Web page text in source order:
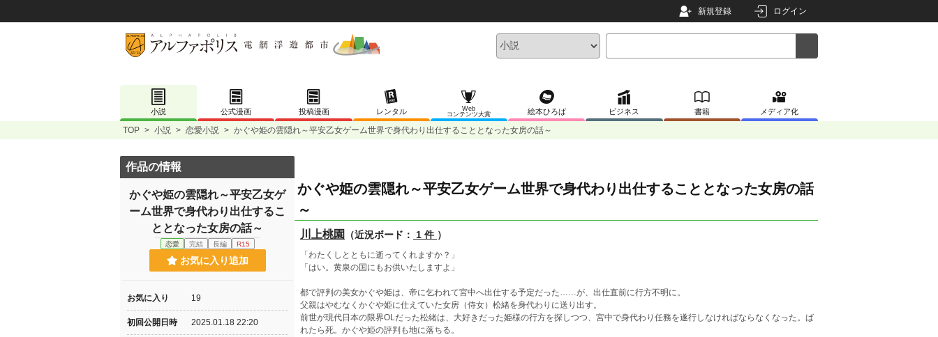
新規登録 ログイン
小説 公式漫画 投稿漫画 レンタル
Web
コンテンツ大賞
絵本ひろば ビジネス 書籍 メディア化
TOP > 小説 > 恋愛小説 > かぐや姫の雲隠れ～平安乙女ゲーム世界で身代わり出仕することとなった女房の話～
かぐや姫の雲隠れ～平安乙女ゲーム世界で身代わり出仕することとなった女房の話
～
川上桃園 （近況ボード： 1 件 ）
「わたくしとともに逝ってくれますか？」
「はい。黄泉の国にもお供いたしますよ」
都で評判の美女かぐや姫は、帝に乞われて宮中へ出仕する予定だった……が、出仕直前に行方不明に。
父親はやむなくかぐや姫に仕えていた女房（侍女）松緒を身代わりに送り出す。
前世が現代日本の限界OLだった松緒は、大好きだった姫様の行方を探しつつ、宮中で身代わり任務を遂行しなければならなくなった。ば
れたら死。かぐや姫の評判も地に落ちる。
作品の情報
かぐや姫の雲隠れ～平安乙女ゲ
ーム世界で身代わり出仕するこ
ととなった女房の話～
恋愛 完結 長編 R15
お気に入り追加
お気に入り 19
初回公開日時 2025.01.18 22:20